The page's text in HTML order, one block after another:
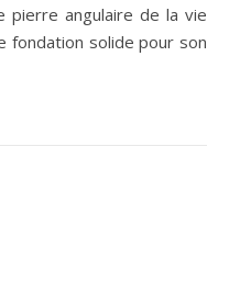
pierre angulaire de la vie
fondation solide pour son